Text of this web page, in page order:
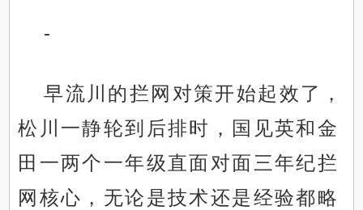
-
早流川的拦网对策开始起效了，
松川一静轮到后排时，国见英和金
田一两个一年级直面对面三年纪拦
网核心，无论是技术还是经验都略